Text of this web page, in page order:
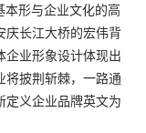
本形与企业文化的高
庆长江大桥的宏伟背
企业形象设计体现出
将披荆斩棘，一路通
定义企业品牌英文为